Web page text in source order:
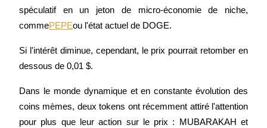
Plus d'événements
Gagnez des prix et des récompenses exclusives
spéculatif en un jeton de micro-économie de niche,
commePEPEou l'état actuel de DOGE.
Si l'intérêt diminue, cependant, le prix pourrait retomber en
dessous de 0,01 $.
Dans le monde dynamique et en constante évolution des
coins mèmes, deux tokens ont récemment attiré l'attention
pour plus que leur action sur le prix : MUBARAKAH et